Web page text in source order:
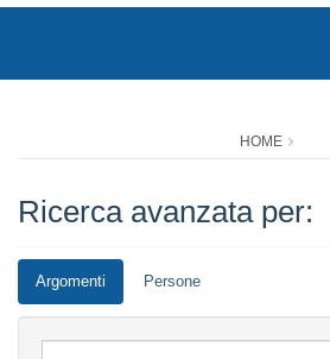
HOME
Ricerca avanzata per:
Argomenti Persone